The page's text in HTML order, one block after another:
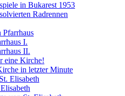
in Bukarest 1953
Radrennen
Pfarrhaus
I.
II.
eine Kirche!
in letzter Minute
Elisabeth